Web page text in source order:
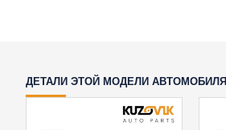
ДЕТАЛИ ЭТОЙ МОДЕЛИ АВТОМОБИЛЯ